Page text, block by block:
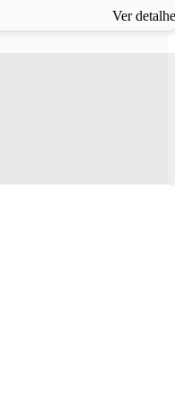
Ver